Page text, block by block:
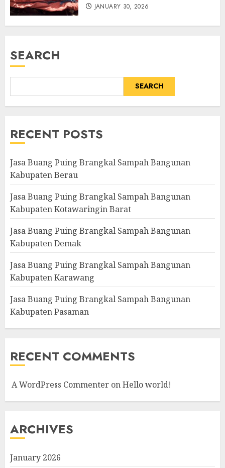
JANUARY 30, 2026
SEARCH
SEARCH
RECENT POSTS
Jasa Buang Puing Brangkal Sampah Bangunan
Kabupaten Berau
Jasa Buang Puing Brangkal Sampah Bangunan
Kabupaten Kotawaringin Barat
Jasa Buang Puing Brangkal Sampah Bangunan
Kabupaten Demak
Jasa Buang Puing Brangkal Sampah Bangunan
Kabupaten Karawang
Jasa Buang Puing Brangkal Sampah Bangunan
Kabupaten Pasaman
RECENT COMMENTS
A WordPress Commenter onHello world!
ARCHIVES
January 2026